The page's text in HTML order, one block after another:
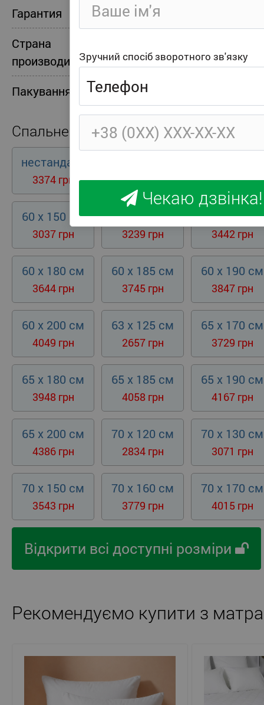
Гарантия
24 місяці
Страна
производитель
Пакування Вакуумне скручування
Спальне місце
нестандарт
3374 грн 2429 грн 2632 грн
60 x 150 см
3037 грн
60 x 160 см
3239 грн
60 x 170 см
3442 грн
60 x 180 см
3644 грн
60 x 185 см
3745 грн
60 x 190 см
3847 грн
60 x 200 см
4049 грн
63 x 125 см
2657 грн
65 x 170 см
3729 грн
65 x 180 см
3948 грн
65 x 185 см
4058 грн
65 x 190 см
4167 грн
65 x 200 см
4386 грн
70 x 120 см
2834 грн
70 x 130 см
3071 грн
70 x 150 см
3543 грн
70 x 160 см
3779 грн
70 x 170 см
4015 грн
Відкрити всі доступні розміри
Рекомендуємо купити з
Зручний спосіб зворотного зв'язку
Чекаю дзвінка!